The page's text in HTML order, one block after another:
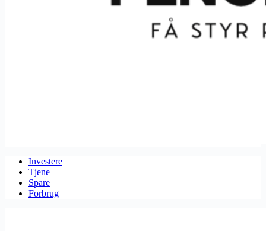
Investere
Tjene
Spare
Forbrug